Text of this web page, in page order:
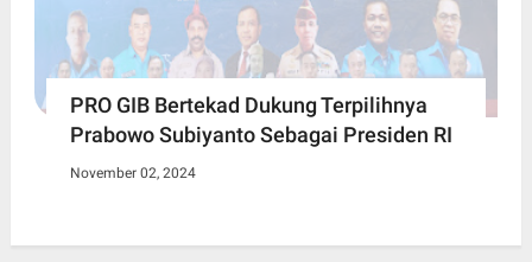
PRO GIB Bertekad Dukung Terpilihnya
Prabowo Subiyanto Sebagai Presiden RI
November 02, 2024